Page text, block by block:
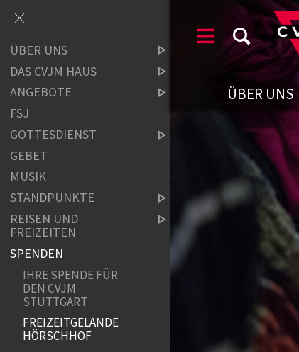
ÜBER UNS
ÜBER UNS
DAS CVJM HAUS
ANGEBOTE
FSJ
GOTTESDIENST
GEBET
MUSIK
STANDPUNKTE
REISEN UND
FREIZEITEN
SPENDEN
IHRE SPENDE FÜR
DEN CVJM
STUTTGART
FREIZEITGELÄNDE
HÖRSCHHOF